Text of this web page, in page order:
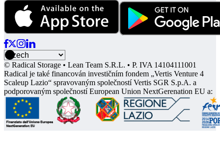
© Radical Storage • Lean Team S.R.L. • P. IVA 14104111001
Radical je také financován investičním fondem „Vertis Venture 4
Scaleup Lazio“ spravovaným společností Vertis SGR S.p.A. a
podporovaným společností European Union NextGerenation EU a: